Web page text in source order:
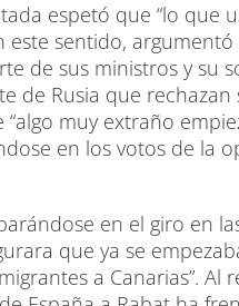
espetó que “lo que
este sentido,
de sus ministros y su
de Rusia que rechazan
“algo muy extraño
en los votos de la
en el giro en
que ya se
a Canarias”. Al